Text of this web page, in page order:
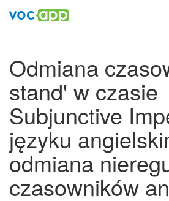
Odmiana
stand' w czasie
Subjunctive
języku
odmiana
czasowników